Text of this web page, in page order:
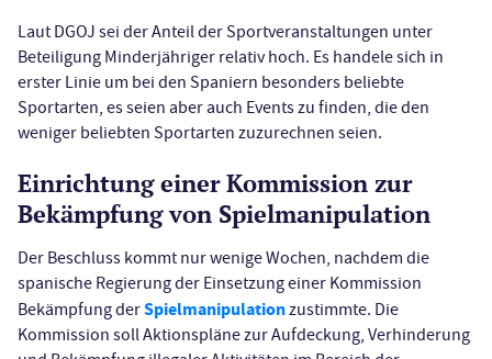
Laut DGOJ sei der Anteil der Sportveranstaltungen unter
Beteiligung Minderjähriger relativ hoch. Es handele sich in
erster Linie um bei den Spaniern besonders beliebte
Sportarten, es seien aber auch Events zu finden, die den
weniger beliebten Sportarten zuzurechnen seien.
Einrichtung einer Kommission zur
Bekämpfung von Spielmanipulation
Der Beschluss kommt nur wenige Wochen, nachdem die
spanische Regierung der Einsetzung einer Kommission
Bekämpfung derSpielmanipulationzustimmte. Die
Kommission soll Aktionspläne zur Aufdeckung, Verhinderung